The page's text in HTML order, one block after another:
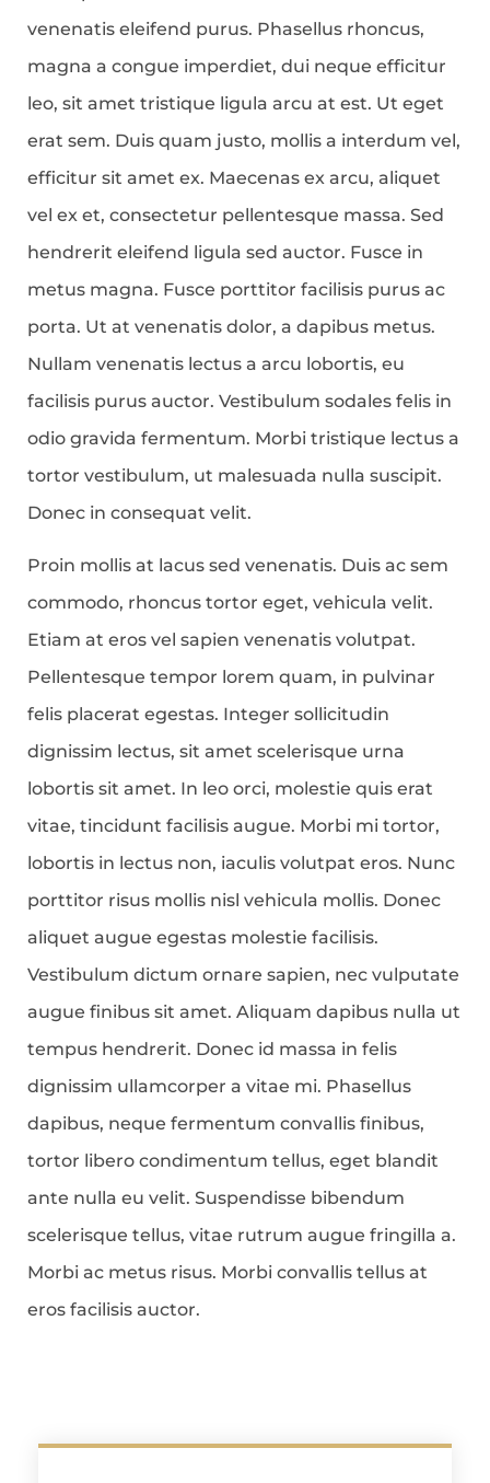
venenatis eleifend purus. Phasellus rhoncus,
magna a congue imperdiet, dui neque efficitur
leo, sit amet tristique ligula arcu at est. Ut eget
erat sem. Duis quam justo, mollis a interdum vel,
efficitur sit amet ex. Maecenas ex arcu, aliquet
vel ex et, consectetur pellentesque massa. Sed
hendrerit eleifend ligula sed auctor. Fusce in
metus magna. Fusce porttitor facilisis purus ac
porta. Ut at venenatis dolor, a dapibus metus.
Nullam venenatis lectus a arcu lobortis, eu
facilisis purus auctor. Vestibulum sodales felis in
odio gravida fermentum. Morbi tristique lectus a
tortor vestibulum, ut malesuada nulla suscipit.
Donec in consequat velit.
Proin mollis at lacus sed venenatis. Duis ac sem
commodo, rhoncus tortor eget, vehicula velit.
Etiam at eros vel sapien venenatis volutpat.
Pellentesque tempor lorem quam, in pulvinar
felis placerat egestas. Integer sollicitudin
dignissim lectus, sit amet scelerisque urna
lobortis sit amet. In leo orci, molestie quis erat
vitae, tincidunt facilisis augue. Morbi mi tortor,
lobortis in lectus non, iaculis volutpat eros. Nunc
porttitor risus mollis nisl vehicula mollis. Donec
aliquet augue egestas molestie facilisis.
Vestibulum dictum ornare sapien, nec vulputate
augue finibus sit amet. Aliquam dapibus nulla ut
tempus hendrerit. Donec id massa in felis
dignissim ullamcorper a vitae mi. Phasellus
dapibus, neque fermentum convallis finibus,
tortor libero condimentum tellus, eget blandit
ante nulla eu velit. Suspendisse bibendum
scelerisque tellus, vitae rutrum augue fringilla a.
Morbi ac metus risus. Morbi convallis tellus at
eros facilisis auctor.